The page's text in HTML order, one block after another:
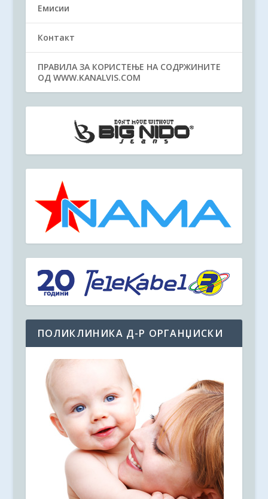
Емисии
Контакт
ПРАВИЛА ЗА КОРИСТЕЊЕ НА СОДРЖИНИТЕ
ОД WWW.KANALVIS.COM
ПОЛИКЛИНИКА Д-Р ОРГАНЏИСКИ